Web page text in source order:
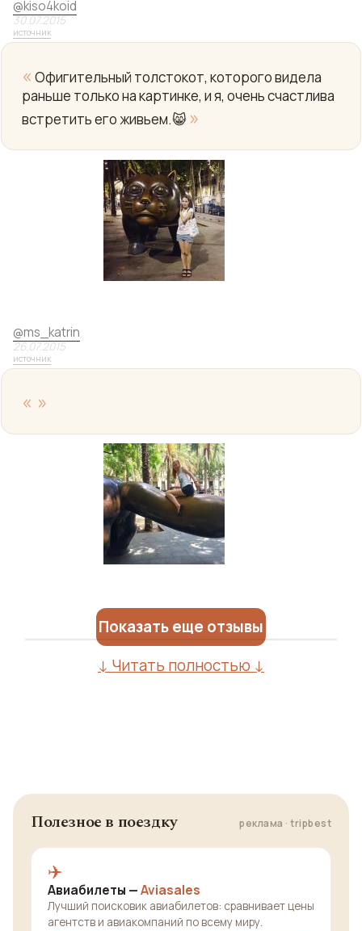
Yo
@kiso4koid
30.07.2015
источник
« Офигительный толстокот, которого видела
раньше только на картинке, и я, очень счастлива
встретить его живьем.😸 »
@ms_katrin
26.07.2015
источник
« »
Показать еще отзывы
↓ Читать полностью ↓
Полезное в поездку реклама · tripbest
✈️
Авиабилеты —Aviasales
Лучший поисковик авиабилетов: сравнивает цены
агентств и авиакомпаний по всему миру.